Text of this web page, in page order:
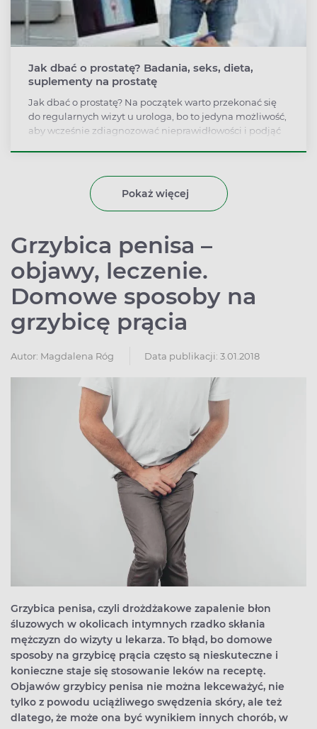
Jak dbać o prostatę? Badania, seks, dieta,
suplementy na prostatę
Jak dbać o prostatę? Na początek warto przekonać się
do regularnych wizyt u urologa, bo to jedyna możliwość,
aby wcześnie zdiagnozować nieprawidłowości i podjąć
palenie tytoniu, alkohol, nadmiar tłuszczów
zwierzęcych, nadwaga i otyłość, brak aktywności
fizycznej, ale także... wstrzemięźliwość seksualna.
Pokaż więcej
Grzybica penisa –
objawy, leczenie.
Domowe sposoby na
grzybicę prącia
Autor: Magdalena Róg Data publikacji: 3.01.2018
Grzybica penisa, czyli drożdżakowe zapalenie błon
śluzowych w okolicach intymnych rzadko skłania
mężczyzn do wizyty u lekarza. To błąd, bo domowe
sposoby na grzybicę prącia często są nieskuteczne i
konieczne staje się stosowanie leków na receptę.
Objawów grzybicy penisa nie można lekceważyć, nie
tylko z powodu uciążliwego swędzenia skóry, ale też
dlatego, że może ona być wynikiem innych chorób, w